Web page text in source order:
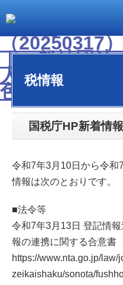
税情報
国税庁HP新着情
令和7年3月10日から令和
情報は次のとおりです。
■法令等
令和7年3月13日 登記情
報の連携に関する合意書
https://www.nta.go.jp/law/
zeikaishaku/sonota/